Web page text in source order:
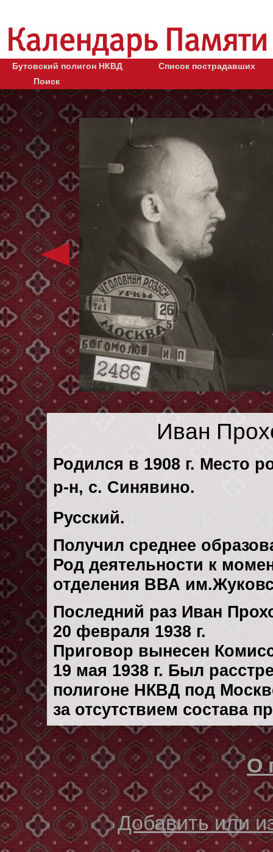
Бутовский полигон НКВД
Список пострадавших
Поиск
Иван
Родился в 1908 г. Место
р-н, с. Синявино.
Русский.
Получил среднее
Род деятельности к
отделения ВВА
Последний раз Иван
20 февраля 1938 г.
Приговор вынесен
19 мая 1938 г. Был
полигоне НКВД под
за отсутствием состава
О
Добавить или